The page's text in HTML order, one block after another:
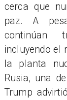
cerca que
paz. A
continúan
incluyendo el
la planta
Rusia, una
Trump